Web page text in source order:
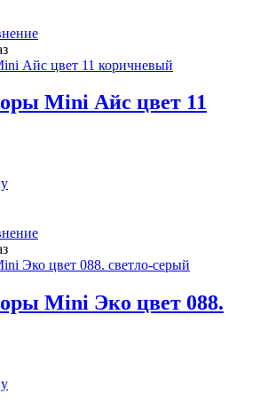
Mini Айс цвет 11
Mini Эко цвет 088.